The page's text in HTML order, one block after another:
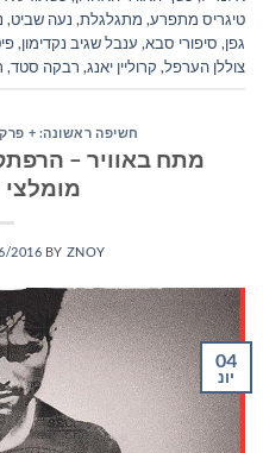
טיגריס מתפרע, מתגלגלת, נעה שביט,
גפן, סיפורי סבא, ענבל שגיב נקדימון,
צוללן הערפל, קרוליין יאנג, רבקה סטד,
חשיפה ראשונה: +
מתח באוויר –
מומלצי
2016 BY ZNOY
04
יונ